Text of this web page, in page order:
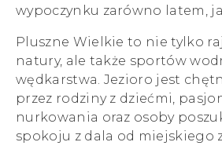
wypoczynku zarówno latem,
Pluszne Wielkie to nie tylko
natury, ale także sportów
wędkarstwa. Jezioro jest
przez rodziny z dziećmi,
nurkowania oraz osoby
spokoju z dala od miejskiego